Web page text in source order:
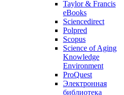
Taylor & Francis
eBooks
Sciencedirect
Polpred
Scopus
Science of Aging
Knowledge
Environment
ProQuest
Электронная
библиотека